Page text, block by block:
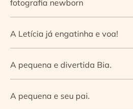
fotografia newborn
A Letícia já engatinha e voa!
A pequena e divertida Bia.
A pequena e seu pai.